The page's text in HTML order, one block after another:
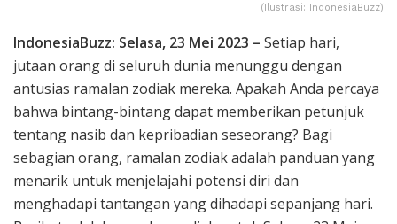
(Ilustrasi: IndonesiaBuzz)
IndonesiaBuzz: Selasa, 23 Mei 2023 – Setiap hari,
jutaan orang di seluruh dunia menunggu dengan
antusias ramalan zodiak mereka. Apakah Anda percaya
bahwa bintang-bintang dapat memberikan petunjuk
tentang nasib dan kepribadian seseorang? Bagi
sebagian orang, ramalan zodiak adalah panduan yang
menarik untuk menjelajahi potensi diri dan
menghadapi tantangan yang dihadapi sepanjang hari.